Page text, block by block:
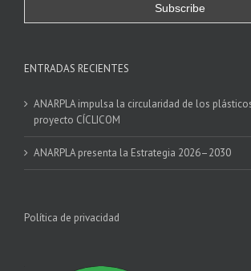
ENTRADAS RECIENTES
ANARPLA impulsa la circularidad de los
proyecto CÍCLICOM
ANARPLA presenta la Estrategia 2026–2030
Política de privacidad